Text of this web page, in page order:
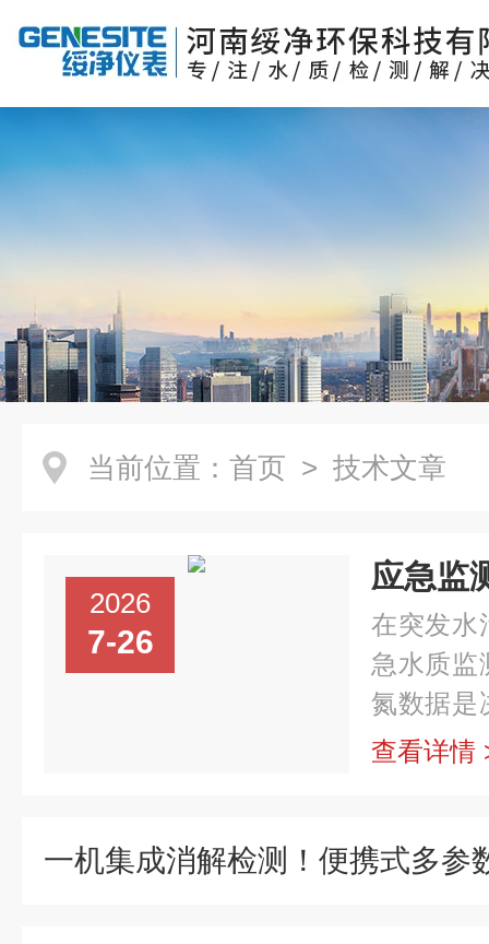
当前位置： 首页 > 技术文章
2026
7-26
在突发水
急水质监
氮数据是
快速测定
查看详情